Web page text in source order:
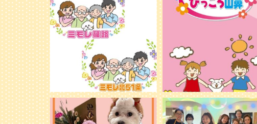
し、ミモレのイラストを新しく作
20 0
25 0
新年明けましておめでとうございます。
旧年中は格別のお引き立てを賜り、心よ
り御礼申し上げます。...
永年勤続の表彰を行いました。...
28 0